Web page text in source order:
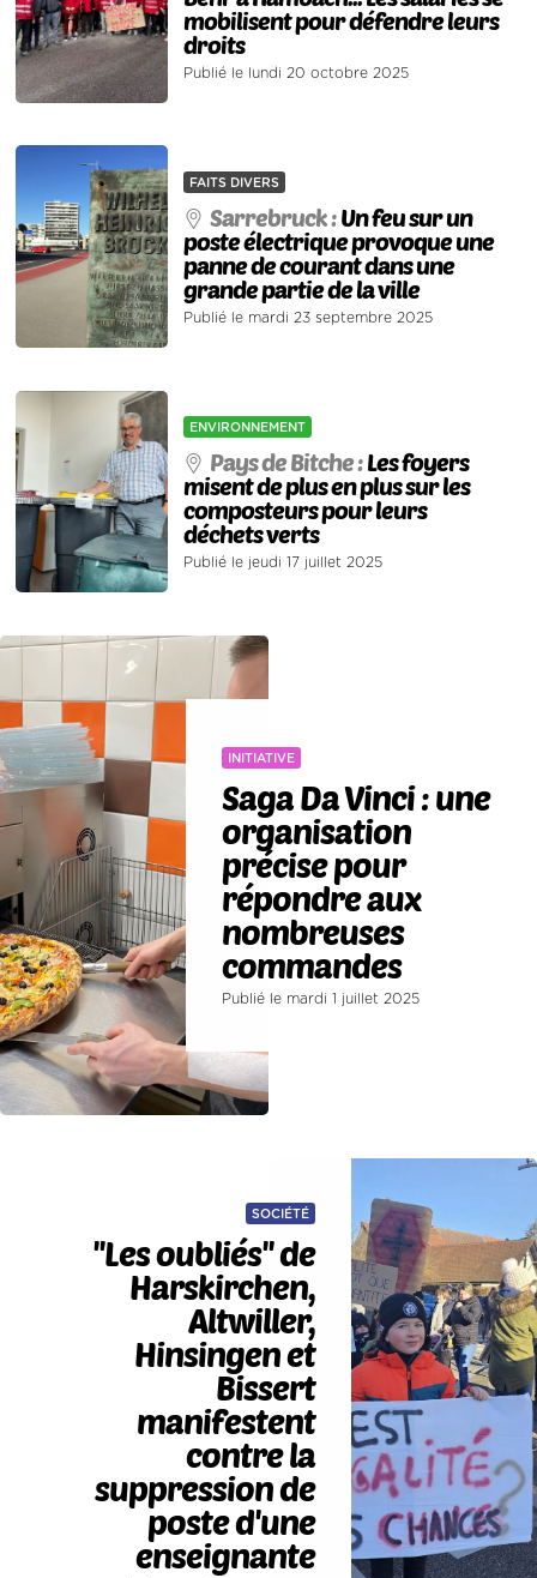
mobilisent pour défendre leurs
droits
Publié le lundi 20 octobre 2025
FAITS DIVERS
Sarrebruck :Un feu sur un
poste électrique provoque une
panne de courant dans une
grande partie de la ville
Publié le mardi 23 septembre 2025
ENVIRONNEMENT
Pays de Bitche :Les foyers
misent de plus en plus sur les
composteurs pour leurs
déchets verts
Publié le jeudi 17 juillet 2025
INITIATIVE
Saga Da Vinci : une
organisation
précise pour
répondre aux
nombreuses
commandes
Publié le mardi 1 juillet 2025
SOCIÉTÉ
''Les oubliés'' de
Harskirchen,
Altwiller,
Hinsingen et
Bissert
manifestent
contre la
suppression de
poste d'une
enseignante